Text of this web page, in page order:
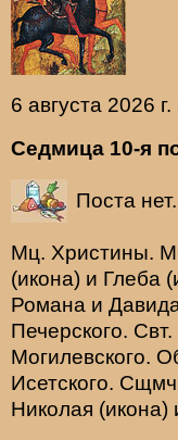
6 августа 2026
Седмица 10-я
Поста нет.
Мц. Христины.
(икона) и Глеба (
Романа и
Печерского. Свт.
Могилевского.
Исетского.
Николая (икона)